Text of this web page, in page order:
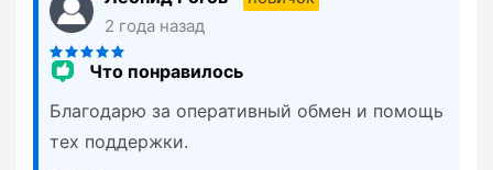
2 года назад
Что понравилось
Благодарю за оперативный обмен и помощь
тех поддержки.